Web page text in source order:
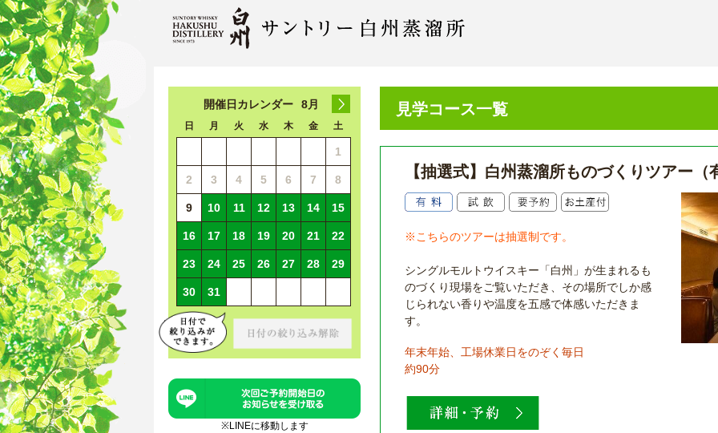
開催日カレンダー 8月
日 月 火 水 木 金 土
1
2 3 4 5 6 7 8
9 10 11 12 13 14 15
16 17 18 19 20 21 22
23 24 25 26 27 28 29
30 31
※LINEに移動します
見学コース一覧
【抽選式】白州蒸溜所ものづくりツアー（
※こちらのツアーは抽選制です。
シングルモルトウイスキー「白州」が生まれるも
のづくり現場をご覧いただき、その場所でしか感
じられない香りや温度を五感で体感いただきま
す。
年末年始、工場休業日をのぞく毎日
約90分